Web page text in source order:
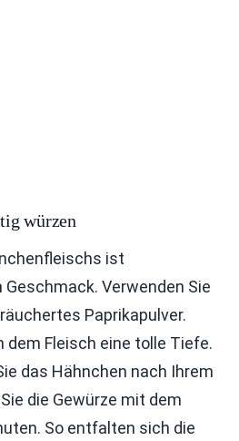
würzen
ist
Verwenden Sie
Paprikapulver.
dem Fleisch eine tolle Tiefe.
das Hähnchen nach Ihrem
die Gewürze mit dem
So entfalten sich die